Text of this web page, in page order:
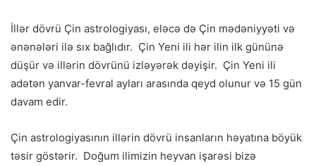
İllər dövrü Çin astrologiyası, eləcə də Çin mədəniyyəti və
ənənələri ilə sıx bağlıdır. Çin Yeni ili hər ilin ilk gününə
düşür və illərin dövrünü izləyərək dəyişir. Çin Yeni ili
adətən yanvar-fevral ayları arasında qeyd olunur və 15 gün
davam edir.
Çin astrologiyasının illərin dövrü insanların həyatına böyük
təsir göstərir. Doğum ilimizin heyvan işarəsi bizə